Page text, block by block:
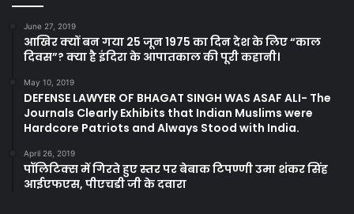
June 27, 2019
आखिर क्यों बन गया 25 जून 1975 का दिन देश के लिए “काल
दिवस”? क्या है इंदिरा के आपातकाल की पूरी कहानी।
May 10, 2019
DEFENSE LAWYER OF BHAGAT SINGH WAS ASAF ALI- The
Journals Clearly Exhibits that Indian Muslims were
Hardcore Patriots and Always Stood with India.
April 26, 2019
पॉलिटिक्स में गिरते हुए स्तर पर बेबाक टिपण्णी उमा शंकर सिंह
आईएफएस, पीएचडी जी के दवारा